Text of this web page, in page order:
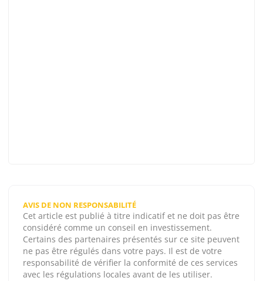
AVIS DE NON RESPONSABILITÉ
Cet article est publié à titre indicatif et ne doit pas être
considéré comme un conseil en investissement.
Certains des partenaires présentés sur ce site peuvent
ne pas être régulés dans votre pays. Il est de votre
responsabilité de vérifier la conformité de ces services
avec les régulations locales avant de les utiliser.